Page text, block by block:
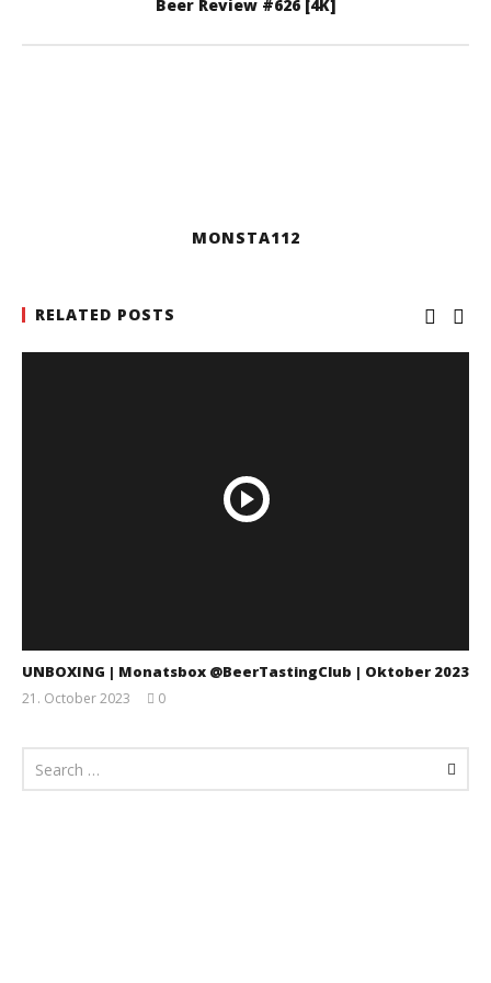
Beer Review #626 [4K]
MONSTA112
RELATED POSTS
UNBOXING | Monatsbox @BeerTastingClub | Oktober 2023
21. October 2023
0